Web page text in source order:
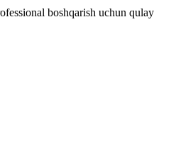
boshqarish uchun qulay